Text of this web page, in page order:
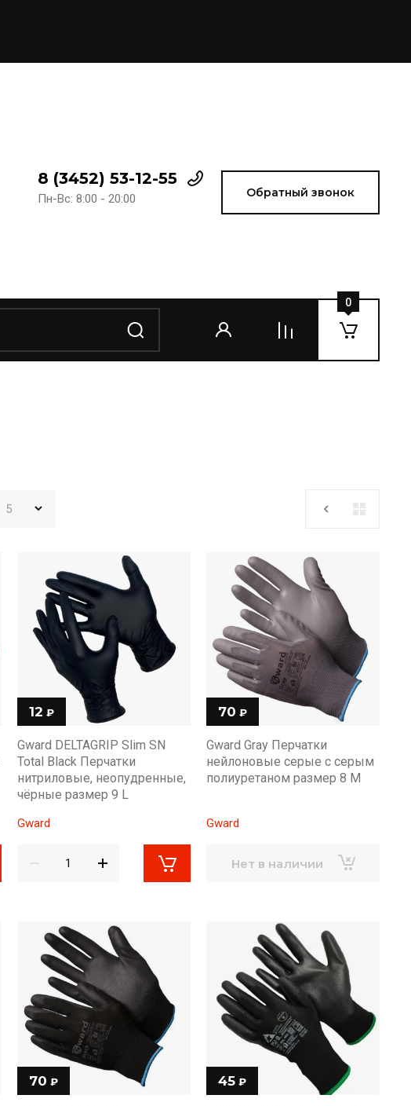
8 (3452) 53-12-55
Пн-Вс: 8:00 - 20:00 Обратный звонок
0
12 ₽
Gward DELTAGRIP Slim SN
Total Black Перчатки
нитриловые, неопудренные,
чёрные размер 9 L
Gward
70 ₽
Gward Gray Перчатки
нейлоновые серые с серым
полиуретаном размер 8 M
Gward
Нет в наличии
70 ₽ 45 ₽